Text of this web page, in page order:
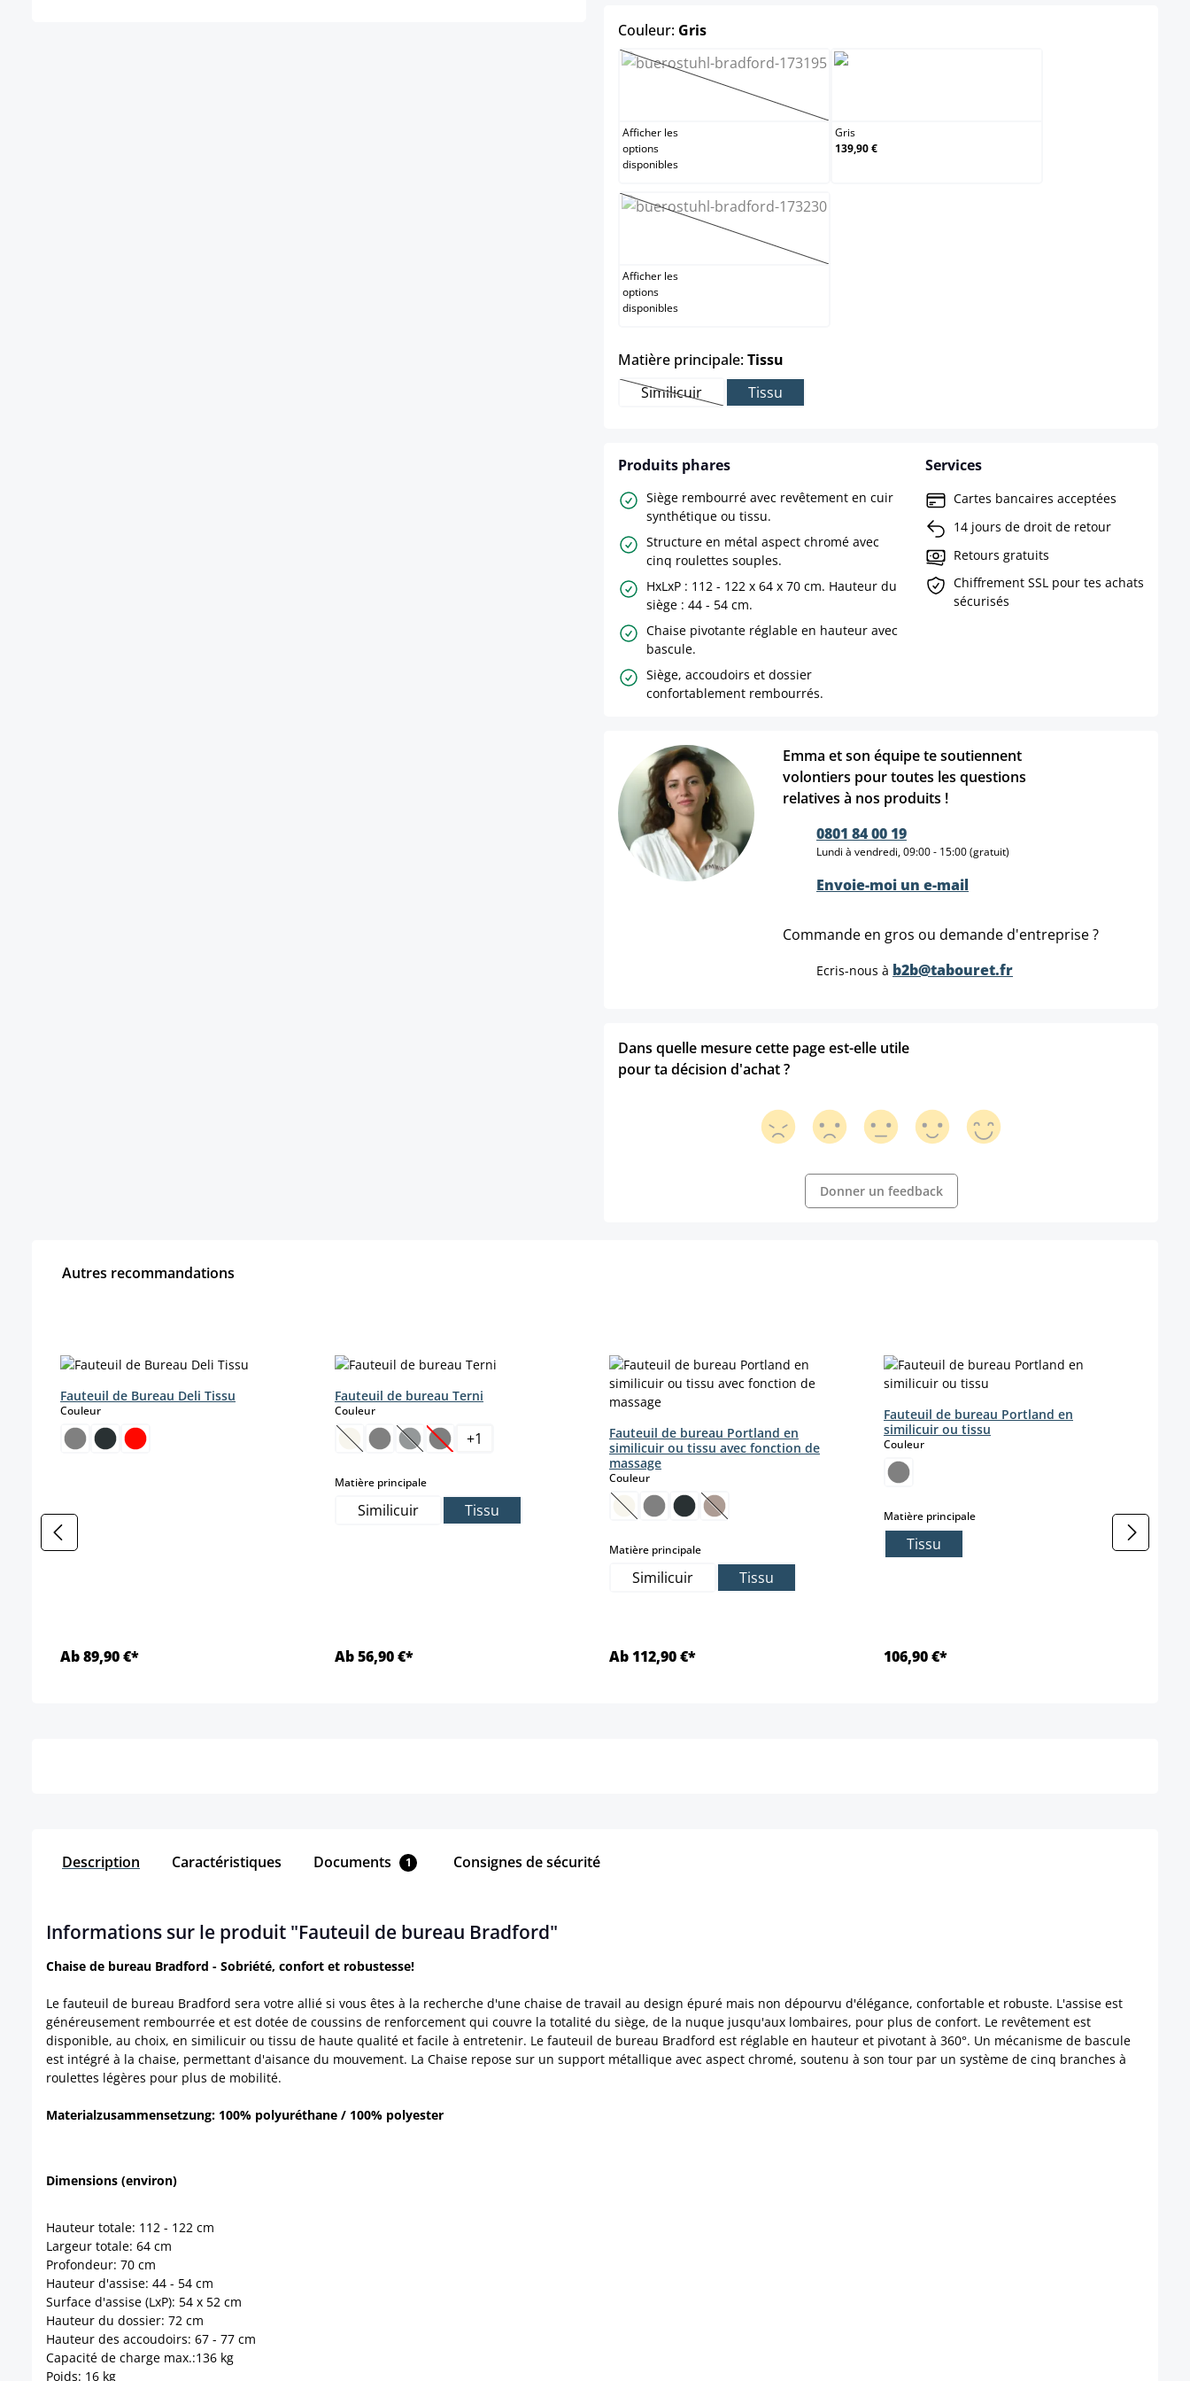
Couleur: Grisselect
Blanc
(Cette option n'est pas disponible pour le moment.)
Afficher les
options
disponibles
Gris
139,90 €
Noir
(Cette option n'est pas disponible pour le moment.)
Afficher les
options
disponibles
Matière principale:Tissu
Similicuir(Cette option n'est pas disponible pour le moment.)
Tissu
Produits phares
Siège rembourré avec revêtement en cuir
synthétique ou tissu.
Structure en métal aspect chromé avec
cinq roulettes souples.
HxLxP : 112 - 122 x 64 x 70 cm. Hauteur du
siège : 44 - 54 cm.
Chaise pivotante réglable en hauteur avec
bascule.
Siège, accoudoirs et dossier
confortablement rembourrés.
Services
Cartes bancaires acceptées
14 jours de droit de retour
Retours gratuits
Chiffrement SSL pour tes achats
sécurisés
Emma et son équipe te soutiennent
volontiers pour toutes les questions
relatives à nos produits !
0801 84 00 19
Lundi à vendredi, 09:00 - 15:00 (gratuit)
Envoie-moi un e-mail
Commande en gros ou demande d'entreprise ?
Ecris-nous à b2b@tabouret.fr
Dans quelle mesure cette page est-elle utile
pour ta décision d'achat ?
Donner un feedback
Autres recommandations
Fauteuil de Bureau Deli Tissu
Couleurselect
Ab 89,90 €*
Fauteuil de bureau Terni
Couleurselect
(Cette option n'est pas disponible pour le moment.)
(Cette option n'est pas disponible pour le moment.)
(Cette option n'est pas disponible pour le moment.)
+1
Matière principaleselect
Similicuir Tissu
Ab 56,90 €*
Fauteuil de bureau Portland en
similicuir ou tissu avec fonction de
massage
Couleurselect
(Cette option n'est pas disponible pour le moment.)
(Cette option n'est pas disponible pour le moment.)
Matière principaleselect
Similicuir Tissu
Ab 112,90 €*
Fauteuil de bureau Portland en
similicuir ou tissu
Couleurselect
Matière principaleselect
Tissu
106,90 €*
Description Caractéristiques Documents 1 Consignes de sécurité
Informations sur le produit "Fauteuil de bureau Bradford"
Chaise de bureau Bradford - Sobriété, confort et robustesse!
Le fauteuil de bureau Bradford sera votre allié si vous êtes à la recherche d'une chaise de travail au design épuré mais non dépourvu d'élégance, confortable et robuste. L'assise est
généreusement rembourrée et est dotée de coussins de renforcement qui couvre la totalité du siège, de la nuque jusqu'aux lombaires, pour plus de confort. Le revêtement est
disponible, au choix, en similicuir ou tissu de haute qualité et facile à entretenir. Le fauteuil de bureau Bradford est réglable en hauteur et pivotant à 360°. Un mécanisme de bascule
est intégré à la chaise, permettant d'aisance du mouvement. La Chaise repose sur un support métallique avec aspect chromé, soutenu à son tour par un système de cinq branches à
roulettes légères pour plus de mobilité.
Materialzusammensetzung: 100% polyuréthane / 100% polyester
Dimensions (environ)
Hauteur totale: 112 - 122 cm
Largeur totale: 64 cm
Profondeur: 70 cm
Hauteur d'assise: 44 - 54 cm
Surface d'assise (LxP): 54 x 52 cm
Hauteur du dossier: 72 cm
Hauteur des accoudoirs: 67 - 77 cm
Capacité de charge max.:136 kg
Poids: 16 kg